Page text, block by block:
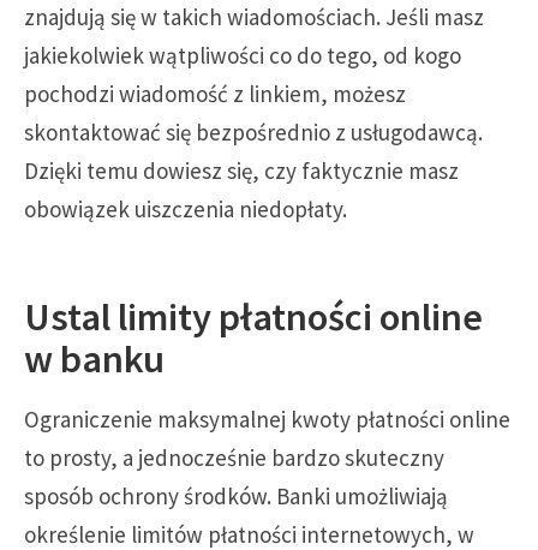
znajdują się w takich wiadomościach. Jeśli masz
jakiekolwiek wątpliwości co do tego, od kogo
pochodzi wiadomość z linkiem, możesz
skontaktować się bezpośrednio z usługodawcą.
Dzięki temu dowiesz się, czy faktycznie masz
obowiązek uiszczenia niedopłaty.
Ustal limity płatności online
w banku
Ograniczenie maksymalnej kwoty płatności online
to prosty, a jednocześnie bardzo skuteczny
sposób ochrony środków. Banki umożliwiają
określenie limitów płatności internetowych, w